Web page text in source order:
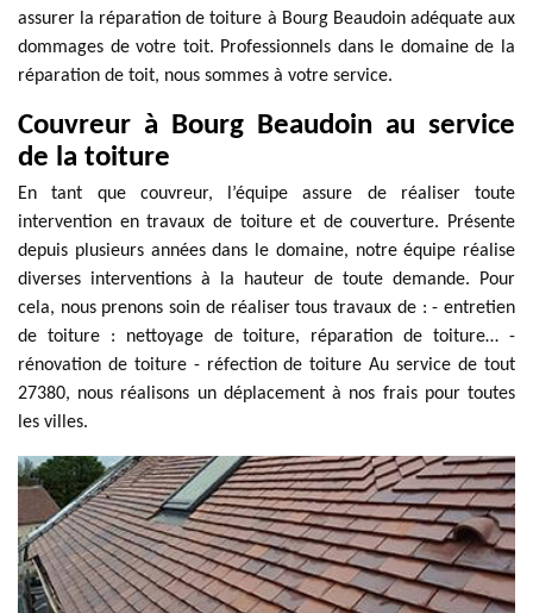
assurer la réparation de toiture à Bourg Beaudoin adéquate aux
dommages de votre toit. Professionnels dans le domaine de la
réparation de toit, nous sommes à votre service.
Couvreur à Bourg Beaudoin au service
de la toiture
En tant que couvreur, l’équipe assure de réaliser toute
intervention en travaux de toiture et de couverture. Présente
depuis plusieurs années dans le domaine, notre équipe réalise
diverses interventions à la hauteur de toute demande. Pour
cela, nous prenons soin de réaliser tous travaux de : - entretien
de toiture : nettoyage de toiture, réparation de toiture… -
rénovation de toiture - réfection de toiture Au service de tout
27380, nous réalisons un déplacement à nos frais pour toutes
les villes.